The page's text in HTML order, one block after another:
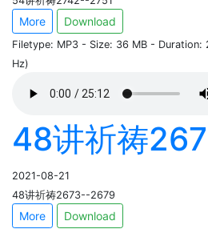
More Download
Filetype: MP3 - Size: 36 MB -
Hz)
48讲祈祷
2021-08-21
48讲祈祷2673--2679
More Download